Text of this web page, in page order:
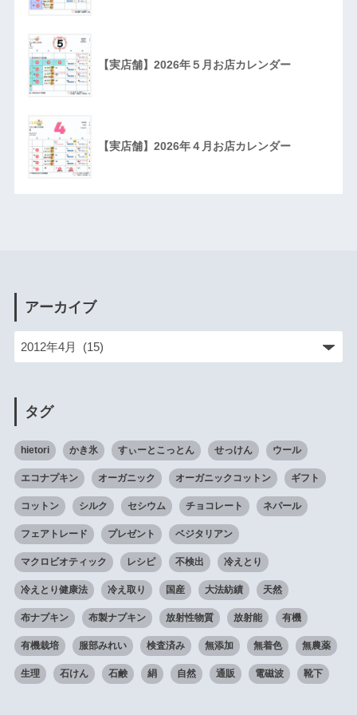
【実店舗】2026年５月お店カレンダー
【実店舗】2026年４月お店カレンダー
アーカイブ
タグ
hietori かき氷 すぃーとこっとん せっけん ウール
エコナプキン オーガニック オーガニックコットン ギフト
コットン シルク セシウム チョコレート ネパール
フェアトレード プレゼント ベジタリアン
マクロビオティック レシピ 不検出 冷えとり
冷えとり健康法 冷え取り 国産 大法紡績 天然
布ナプキン 布製ナプキン 放射性物質 放射能 有機
有機栽培 服部みれい 検査済み 無添加 無着色 無農薬
生理 石けん 石鹸 絹 自然 通販 電磁波 靴下